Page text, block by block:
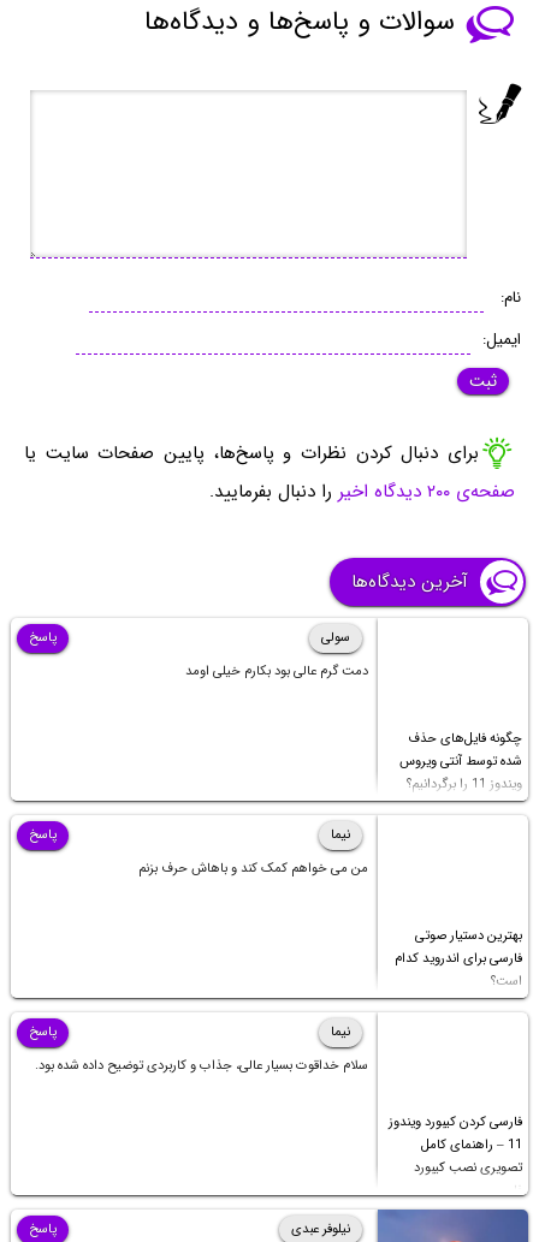
سوالات و پاسخ‌ها و دیدگاه‌ها
نام:
ایمیل:
برای دنبال کردن نظرات و پاسخ‌ها، پایین صفحات سایت یا
صفحه‌ی ۲۰۰ دیدگاه اخیر
را دنبال بفرمایید.
آخرین دیدگاه‌ها
چگونه فایل‌های حذف
شده توسط آنتی ویروس
ویندوز 11 را برگردانیم؟
سولی
دمت گرم عالی بود بکارم خیلی اومد
پاسخ
بهترین دستیار صوتی
فارسی برای اندروید کدام
است؟
نیما
من می خواهم کمک کند و باهاش حرف بزنم
پاسخ
فارسی کردن کیبورد ویندوز
11 – راهنمای کامل
تصویری نصب کیبورد
فارسی
نیما
سلام خداقوت بسیار عالی، جذاب و کاربردی توضیح داده شده بود.
پاسخ
نیلوفر عبدی
پاسخ